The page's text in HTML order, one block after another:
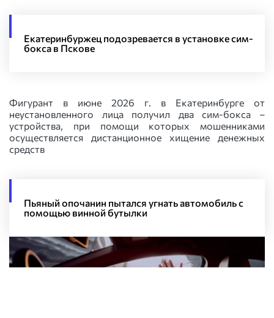
Екатеринбуржец подозревается в установке сим-
бокса в Пскове
Фигурант в июне 2026 г. в Екатеринбурге от
неустановленного лица получил два сим-бокса –
устройства, при помощи которых мошенниками
осуществляется дистанционное хищение денежных
средств
Пьяный опочанин пытался угнать автомобиль с
помощью винной бутылки